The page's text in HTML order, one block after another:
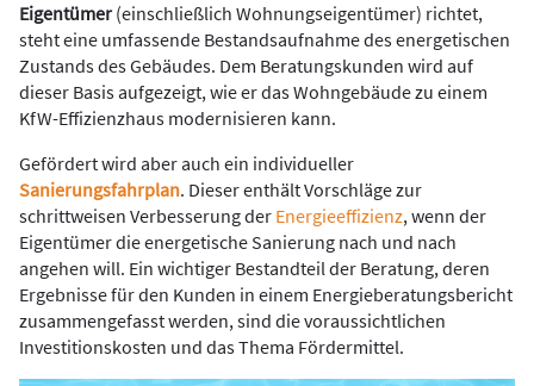
Eigentümer(einschließlich Wohnungseigentümer) richtet,
steht eine umfassende Bestandsaufnahme des energetischen
Zustands des Gebäudes. Dem Beratungskunden wird auf
dieser Basis aufgezeigt, wie er das Wohngebäude zu einem
KfW-Effizienzhaus modernisieren kann.
Gefördert wird aber auch ein individueller
Sanierungsfahrplan. Dieser enthält Vorschläge zur
schrittweisen Verbesserung der Energieeffizienz, wenn der
Eigentümer die energetische Sanierung nach und nach
angehen will. Ein wichtiger Bestandteil der Beratung, deren
Ergebnisse für den Kunden in einem Energieberatungsbericht
zusammengefasst werden, sind die voraussichtlichen
Investitionskosten und das Thema Fördermittel.